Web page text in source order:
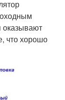
оказывают
что хорошо